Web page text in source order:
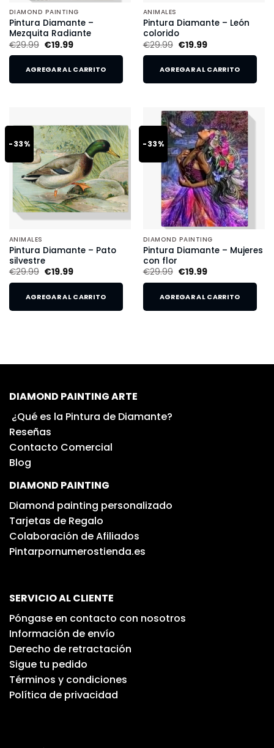
DIAMOND PAINTING
Pintura Diamante –
Mezquita Radiante
€29.99 €19.99
AGREGAR AL CARRITO
ANIMALES
Pintura Diamante – León
colorido
€29.99 €19.99
AGREGAR AL CARRITO
-33%
ANIMALES
Pintura Diamante – Pato
silvestre
€29.99 €19.99
AGREGAR AL CARRITO
-33%
DIAMOND PAINTING
Pintura Diamante – Mujeres
con flor
€29.99 €19.99
AGREGAR AL CARRITO
DIAMOND PAINTING ARTE
¿Qué es la Pintura de Diamante?
Reseñas
Contacto Comercial
Blog
DIAMOND PAINTING
Diamond painting personalizado
Tarjetas de Regalo
Colaboración de Afiliados
Pintarpornumerostienda.es
SERVICIO AL CLIENTE
Póngase en contacto con nosotros
Información de envío
Derecho de retractación
Sigue tu pedido
Términos y condiciones
Política de privacidad